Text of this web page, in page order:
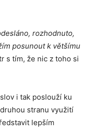
rozhodnuto,
posunout k většímu
s tím, že nic z toho si
i tak poslouží ku
stranu využití
lepším